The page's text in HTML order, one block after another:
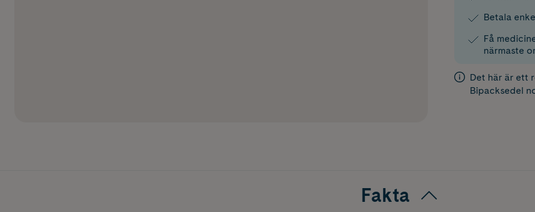
Betala
Få
närmaste
Det här är ett
Bipacksedel
Fakta